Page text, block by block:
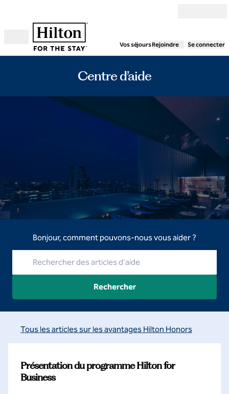
Ouvrir le menu Vos séjoursRejoindre Se connecter
Centre d’aide
Bonjour, comment pouvons-nous vous aider ?
Rechercher
Tous les articles sur les avantages Hilton Honors
Présentation du programme Hilton for
Business